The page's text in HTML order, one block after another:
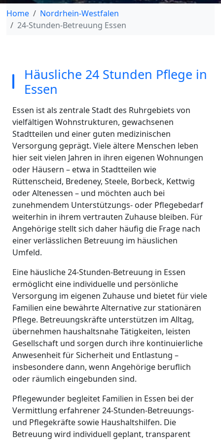
Home
Nordrhein-Westfalen
24-Stunden-Betreuung Essen
Häusliche 24 Stunden Pflege in
Essen
Essen ist als zentrale Stadt des Ruhrgebiets von
vielfältigen Wohnstrukturen, gewachsenen
Stadtteilen und einer guten medizinischen
Versorgung geprägt. Viele ältere Menschen leben
hier seit vielen Jahren in ihren eigenen Wohnungen
oder Häusern – etwa in Stadtteilen wie
Rüttenscheid, Bredeney, Steele, Borbeck, Kettwig
oder Altenessen – und möchten auch bei
zunehmendem Unterstützungs- oder Pflegebedarf
weiterhin in ihrem vertrauten Zuhause bleiben. Für
Angehörige stellt sich daher häufig die Frage nach
einer verlässlichen Betreuung im häuslichen
Umfeld.
Eine häusliche 24-Stunden-Betreuung in Essen
ermöglicht eine individuelle und persönliche
Versorgung im eigenen Zuhause und bietet für viele
Familien eine bewährte Alternative zur stationären
Pflege. Betreuungskräfte unterstützen im Alltag,
übernehmen haushaltsnahe Tätigkeiten, leisten
Gesellschaft und sorgen durch ihre kontinuierliche
Anwesenheit für Sicherheit und Entlastung –
insbesondere dann, wenn Angehörige beruflich
oder räumlich eingebunden sind.
Pflegewunder begleitet Familien in Essen bei der
Vermittlung erfahrener 24-Stunden-Betreuungs-
und Pflegekräfte sowie Haushaltshilfen. Die
Betreuung wird individuell geplant, transparent